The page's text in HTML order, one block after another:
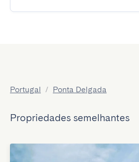
Portugal / Ponta Delgada
Propriedades semelhantes